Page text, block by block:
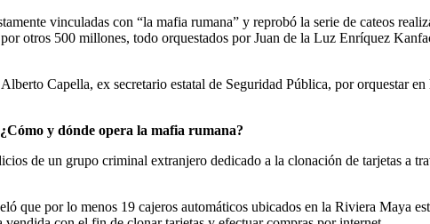
vinculadas con “la mafia rumana” y reprobó la serie de cateos
otros 500 millones, todo orquestados por Juan de la Luz Enríquez
Capella, ex secretario estatal de Seguridad Pública, por orquestar
¿Cómo y dónde opera la mafia rumana?
de un grupo criminal extranjero dedicado a la clonación de tarjetas a
que por lo menos 19 cajeros automáticos ubicados en la Riviera Maya